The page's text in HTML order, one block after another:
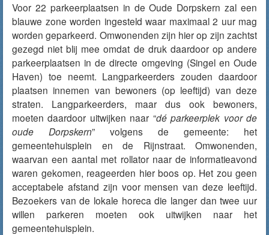
Voor 22 parkeerplaatsen in de Oude Dorpskern zal een
blauwe zone worden ingesteld waar maximaal 2 uur mag
worden geparkeerd. Omwonenden zijn hier op zijn zachtst
gezegd niet blij mee omdat de druk daardoor op andere
parkeerplaatsen in de directe omgeving (Singel en Oude
Haven) toe neemt. Langparkeerders zouden daardoor
plaatsen innemen van bewoners (op leeftijd) van deze
straten. Langparkeerders, maar dus ook bewoners,
moeten daardoor uitwijken naar “dé parkeerplek voor de
oude Dorpskern” volgens de gemeente: het
gemeentehuisplein en de Rijnstraat. Omwonenden,
waarvan een aantal met rollator naar de informatieavond
waren gekomen, reageerden hier boos op. Het zou geen
acceptabele afstand zijn voor mensen van deze leeftijd.
Bezoekers van de lokale horeca die langer dan twee uur
willen parkeren moeten ook uitwijken naar het
gemeentehuisplein.